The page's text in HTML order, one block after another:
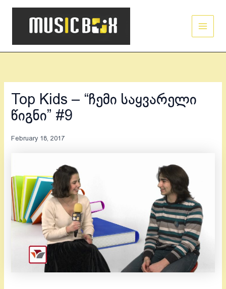
Skip
Top Kids – “ჩემი საყვარელი
წიგნი” #9
February 18, 2017